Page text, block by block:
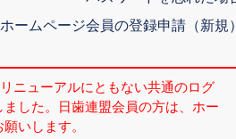
ホームページ会員の登録申請（新規）